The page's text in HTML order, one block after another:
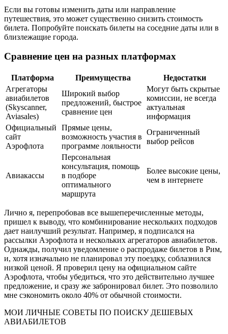
Если вы готовы изменить даты или направление
путешествия, это может существенно снизить стоимость
билета. Попробуйте поискать билеты на соседние даты или в
близлежащие города.
Сравнение цен на разных платформах
Платформа Преимущества
Недостатки
Агрегаторы
авиабилетов
(Skyscanner,
Aviasales)
Широкий выбор
предложений, быстрое
сравнение цен
Могут быть скрытые
комиссии, не всегда
актуальная
информация
Официальный
сайт
Аэрофлота
Прямые цены,
возможность участия в
программе лояльности
Ограниченный
выбор рейсов
Авиакассы
Персональная
консультация, помощь
в подборе
оптимального
маршрута
Более высокие цены,
чем в интернете
Лично я, перепробовав все вышеперечисленные методы,
пришел к выводу, что комбинирование нескольких подходов
дает наилучший результат. Например, я подписался на
рассылки Аэрофлота и нескольких агрегаторов авиабилетов.
Однажды, получил уведомление о распродаже билетов в Рим,
и, хотя изначально не планировал эту поездку, соблазнился
низкой ценой. Я проверил цену на официальном сайте
Аэрофлота, чтобы убедиться, что это действительно лучшее
предложение, и сразу же забронировал билет. Это позволило
мне сэкономить около 40% от обычной стоимости.
МОИ ЛИЧНЫЕ СОВЕТЫ ПО ПОИСКУ ДЕШЕВЫХ
АВИАБИЛЕТОВ